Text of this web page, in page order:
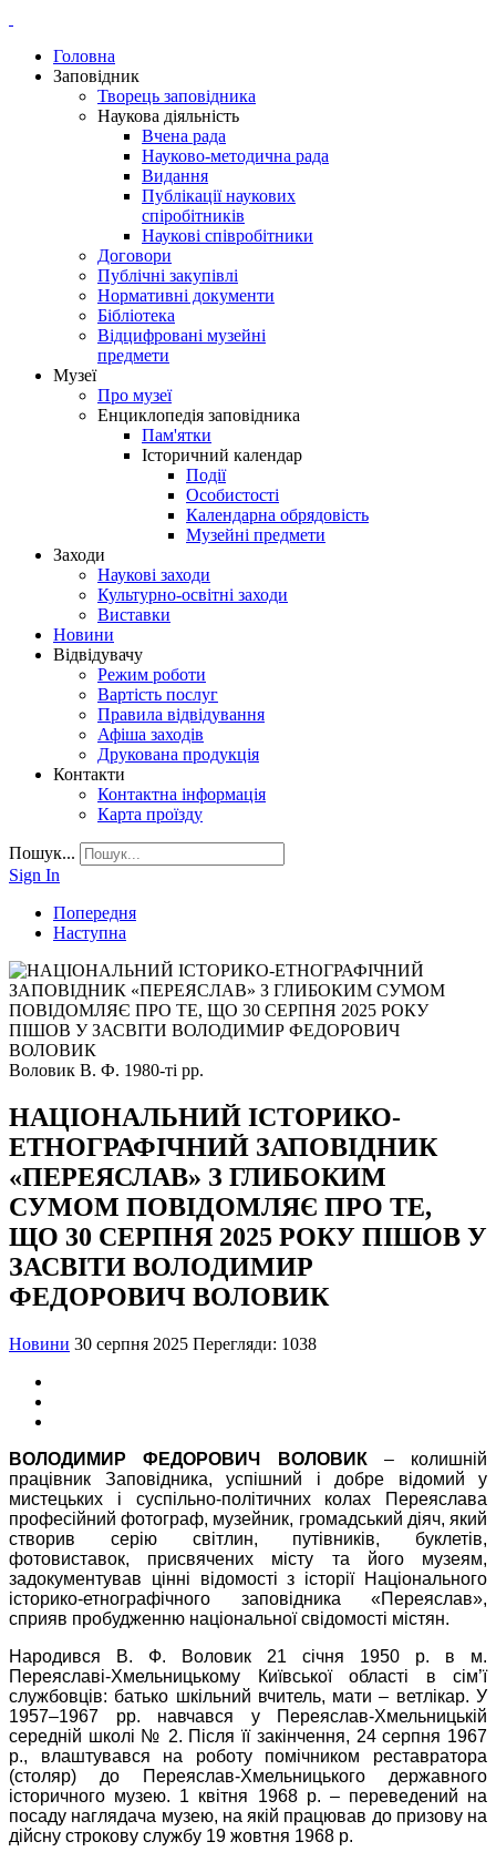
Головна
Заповідник
Творець заповідника
Наукова діяльність
Вчена рада
Науково-методична рада
Видання
Публікації наукових
спіробітників
Наукові співробітники
Договори
Публічні закупівлі
Нормативні документи
Бібліотека
Відцифровані музейні
предмети
Музеї
Про музеї
Енциклопедія заповідника
Пам'ятки
Історичний календар
Події
Особистості
Календарна обрядовість
Музейні предмети
Заходи
Наукові заходи
Культурно-освітні заходи
Виставки
Новини
Відвідувачу
Режим роботи
Вартість послуг
Правила відвідування
Афіша заходів
Друкована продукція
Контакти
Контактна інформація
Карта проїзду
Пошук...
Sign In
Попередня
Наступна
Воловик В. Ф. 1980-ті рр.
НАЦІОНАЛЬНИЙ ІСТОРИКО-
ЕТНОГРАФІЧНИЙ ЗАПОВІДНИК
«ПЕРЕЯСЛАВ» З ГЛИБОКИМ
СУМОМ ПОВІДОМЛЯЄ ПРО ТЕ,
ЩО 30 СЕРПНЯ 2025 РОКУ ПІШОВ У
ЗАСВІТИ ВОЛОДИМИР
ФЕДОРОВИЧ ВОЛОВИК
Новини 30 серпня 2025 Перегляди: 1038
ВОЛОДИМИР ФЕДОРОВИЧ ВОЛОВИК– колишній
працівник Заповідника, успішний і добре відомий у
мистецьких і суспільно-політичних колах Переяслава
професійний фотограф, музейник, громадський діяч, який
створив серію світлин, путівників, буклетів,
фотовиставок, присвячених місту та його музеям,
задокументував цінні відомості з історії Національного
історико-етнографічного заповідника «Переяслав»,
сприяв пробудженню національної свідомості містян.
Народився В. Ф. Воловик 21 січня 1950 р. в м.
Переяславі-Хмельницькому Київської області в сім’ї
службовців: батько шкільний вчитель, мати – ветлікар. У
1957–1967 рр. навчався у Переяслав-Хмельницькій
середній школі № 2. Після її закінчення, 24 серпня 1967
р., влаштувався на роботу помічником реставратора
(столяр) до Переяслав-Хмельницького державного
історичного музею. 1 квітня 1968 р. – переведений на
посаду наглядача музею, на якій працював до призову на
дійсну строкову службу 19 жовтня 1968 р.